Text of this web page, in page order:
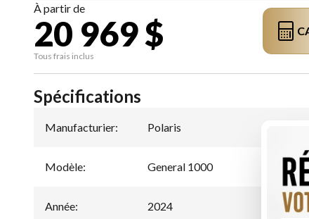
À partir de
20 969 $
Tous frais inclus
Spécifications
Manufacturier: Polaris
Modèle: General 1000
Année: 2024